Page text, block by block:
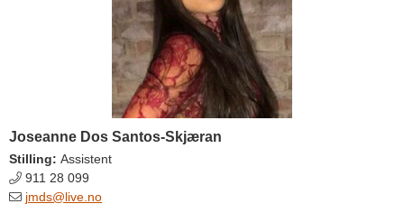
Joseanne Dos Santos-Skjæran
Stilling: Assistent
911 28 099
jmds@live.no